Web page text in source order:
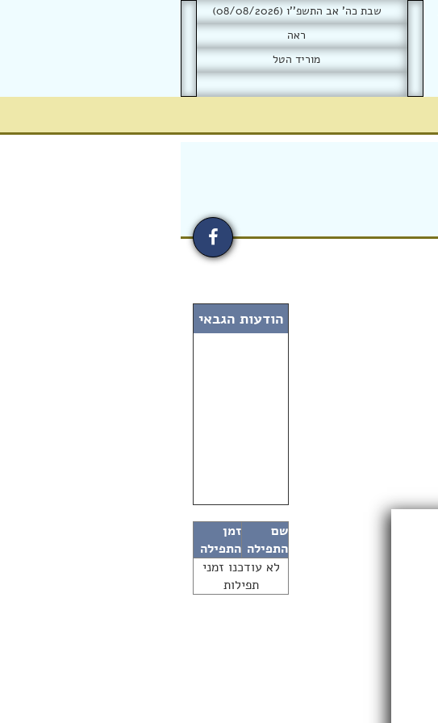
שבת כה' אב התשפ''ו (08/08/2026)
ראה
מוריד הטל
הודעות הגבאי
שם
התפילה
זמן
התפילה
לא עודכנו זמני
תפילות